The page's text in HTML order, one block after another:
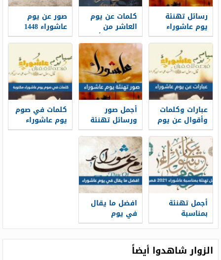
رسائل تهنئة
يوم عاشوراء
2026 – 1448
مسجات
وبوستات يوم
عاشوراء
كلمات عن يوم
العاشر من
محرم 1448 أجمل
عبارات عن يوم
عاشوراء
صور عن يوم
عاشوراء 1448
اجمل صور
وخلفيات يوم
عاشوراء
عبارات وكلمات
وأقوال عن يوم
عاشوراء 1448
أجمل صور
ورسائل تهنئة
يوم عاشوراء
1448
كلمات في صوم
يوم عاشوراء
مكتوبة بالصور
أجمل تهنئة
بمناسبة
عاشوراء 2022
افضل ما يقال
في يوم
عاشوراء
الزوار شاهدوا أيضاً